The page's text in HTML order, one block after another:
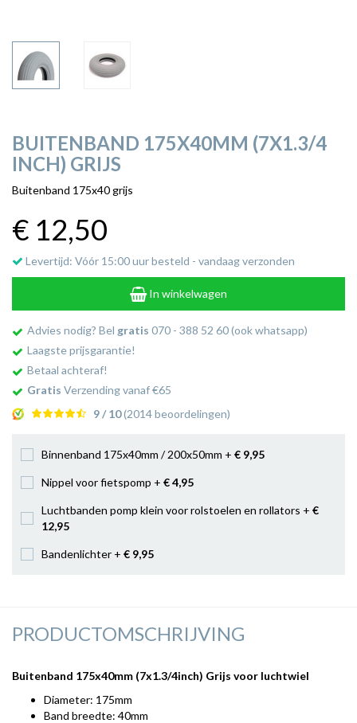
BUITENBAND 175X40MM (7X1.3/4
INCH) GRIJS
Buitenband 175x40 grijs
€ 12,50
Levertijd: Vóór 15:00 uur besteld - vandaag verzonden
In winkelwagen
Advies nodig? Bel gratis 070 - 388 52 60 (ook whatsapp)
Laagste prijsgarantie!
Betaal achteraf!
Gratis Verzending vanaf €65
9 / 10(2014 beoordelingen)
Binnenband 175x40mm / 200x50mm + € 9,95
Nippel voor fietspomp + € 4,95
Luchtbanden pomp klein voor rolstoelen en rollators + €
12,95
Bandenlichter + € 9,95
PRODUCTOMSCHRIJVING
Buitenband 175x40mm (7x1.3/4inch) Grijs voor luchtwiel
Diameter: 175mm
Band breedte: 40mm